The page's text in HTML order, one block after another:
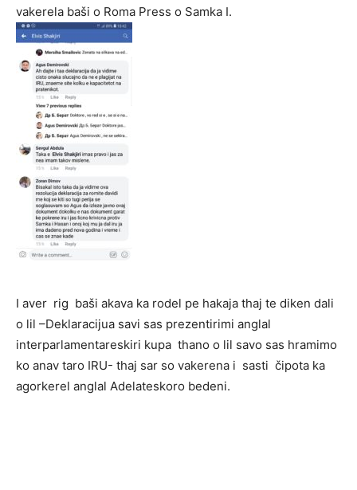
vakerela baši o Roma Press o Samka I.
I aver rig baši akava ka rodel pe hakaja thaj te diken dali
o lil –Deklaracijua savi sas prezentirimi anglal
interparlamentareskiri kupa thano o lil savo sas hramimo
ko anav taro IRU- thaj sar so vakerena i sasti čipota ka
agorkerel anglal Adelateskoro bedeni.